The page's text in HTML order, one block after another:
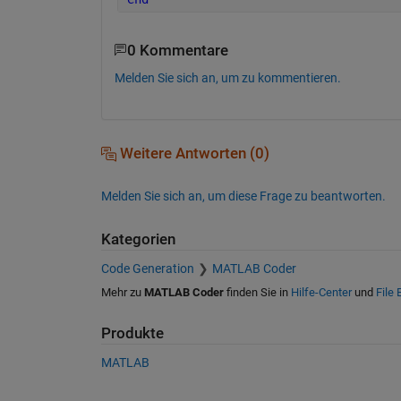
0 Kommentare
Melden Sie sich an, um zu kommentieren.
Weitere Antworten (0)
Melden Sie sich an, um diese Frage zu beantworten.
Kategorien
Code Generation MATLAB Coder
Mehr zu MATLAB Coderfinden Sie in Hilfe-Centerund File
Produkte
MATLAB